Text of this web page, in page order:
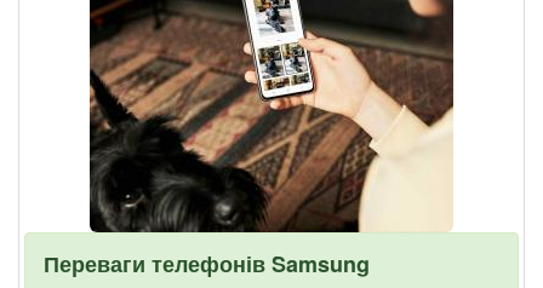
Переваги телефонів Samsung